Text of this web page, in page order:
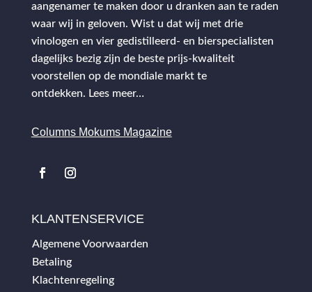
aangenamer te maken door u dranken aan te raden
waar wij in geloven. Wist u dat wij met drie
vinologen en vier gedistilleerd- en bierspecialisten
dagelijks bezig zijn de beste prijs-kwaliteit
voorstellen op de mondiale markt te
ontdekken. Lees meer…
Columns Mokums Magazine
KLANTENSERVICE
Algemene Voorwaarden
Betaling
Klachtenregeling